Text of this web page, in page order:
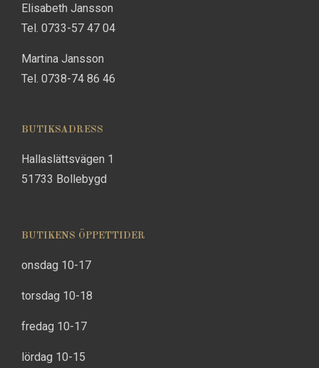
Elisabeth Jansson
Tel. 0733-57 47 04
Martina Jansson
Tel. 0738-74 86 46
BUTIKSADRESS
Hallaslättsvägen 1
51733 Bollebygd
BUTIKENS ÖPPETTIDER
onsdag 10-17
torsdag 10-18
fredag 10-17
lördag 10-15